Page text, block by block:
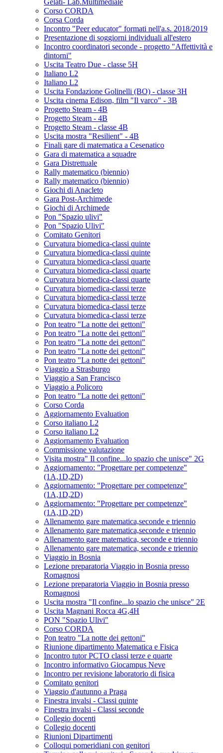
Gelati- Lab.Multimediale
Corso CORDA
Corsa Corda
Incontro "Peer educator" formati nell'a.s. 2018/2019
Presentazione di soggiorni individuali all'estero
Incontro coordinatori seconde - progetto "Affettività e
dintorni"
Uscita Teatro Due - classe 5H
Italiano L2
Italiano L2
Uscita Fondazione Golinelli (BO) - classe 3H
Uscita cinema Edison, film "Il varco" - 3B
Progetto Steam - 4B
Progetto Steam - 4B
Progetto Steam - classe 4B
Uscita mostra "Resilient" - 4B
Finali gare di matematica a Cesenatico
Gara di matematica a squadre
Gara Distrettuale
Rally matematico (biennio)
Rally matematico (biennio)
Giochi di Anacleto
Gara Post-Archimede
Giochi di Archimede
Pon "Spazio ulivi"
Pon "Spazio Ulivi"
Comitato Genitori
Curvatura biomedica-classi quinte
Curvatura biomedica-classi quinte
Curvatura biomedica-classi quarte
Curvatura biomedica-classi quarte
Curvatura biomedica-classi quarte
Curvatura biomedica-classi terze
Curvatura biomedica-classi terze
Curvatura biomedica-classi terze
Curvatura biomedica-classi terze
Pon teatro "La notte dei gettoni"
Pon teatro "La notte dei gettoni"
Pon teatro "La notte dei gettoni"
Pon teatro "La notte dei gettoni"
Pon teatro "La notte dei gettoni"
Viaggio a Strasburgo
Viaggio a San Francisco
Viaggio a Policoro
Pon teatro "La notte dei gettoni"
Corso Corda
Aggiornamento Evaluation
Corso italiano L2
Corso italiano L2
Aggiornamento Evaluation
Commissione valutazione
Visita mostra" Il confine...lo spazio che unisce" 2G
Aggiornamento: "Progettare per competenze"
(1A,1D,2D)
Aggiornamento: "Progettare per competenze"
(1A,1D,2D)
Aggiornamento: "Progettare per competenze"
(1A,1D,2D)
Allenamento gare matematica,seconde e triennio
Allenamento gare matematica,seconde e triennio
Allenamento gare matematica, seconde e triennio
Allenamento gare matematica, seconde e triennio
Viaggio in Bosnia
Lezione preparatoria Viaggio in Bosnia presso
Romagnosi
Lezione preparatoria Viaggio in Bosnia presso
Romagnosi
Uscita mostra "Il confine...lo spazio che unisce" 2E
Uscita Magnani Rocca 4G,4H
PON "Spazio Ulivi"
Corso CORDA
Pon teatro "La notte dei gettoni"
Riunione dipartimento Matematica e Fisica
Incontro tutor PCTO classi terze e quarte
Incontro informativo Giocampus Neve
Incontro per revisione laboratorio di fisica
Comitato genitori
Viaggio d'autunno a Praga
Finestra invalsi - Classi quinte
Finestra invalsi - Classi seconde
Collegio docenti
Collegio docenti
Riunioni Dipartimenti
Colloqui pomeridiani con genitori